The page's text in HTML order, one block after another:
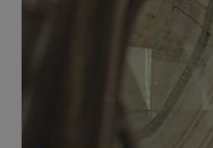
tool in uw werk zijn én een